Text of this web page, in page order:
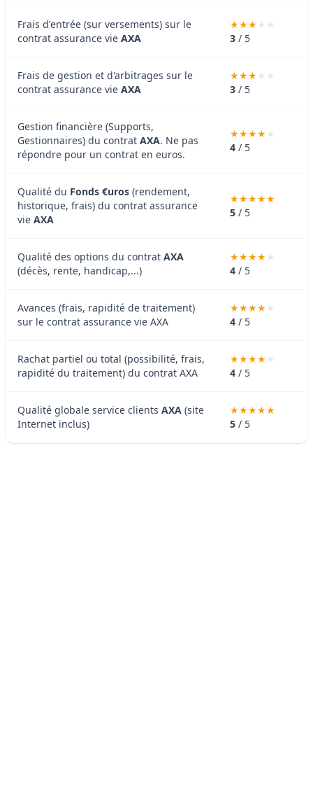
Frais d'entrée (sur versements) sur le
contrat assurance vie AXA 3 / 5
Frais de gestion et d'arbitrages sur le
contrat assurance vie AXA 3 / 5
Gestion financière (Supports,
Gestionnaires) du contrat AXA. Ne pas
répondre pour un contrat en euros.
4 / 5
Qualité du Fonds €uros (rendement,
historique, frais) du contrat assurance
vie AXA
5 / 5
Qualité des options du contrat AXA
(décès, rente, handicap,...)
4 / 5
Avances (frais, rapidité de traitement)
sur le contrat assurance vie AXA
4 / 5
Rachat partiel ou total (possibilité, frais,
rapidité du traitement) du contrat AXA
4 / 5
Qualité globale service clients AXA (site
Internet inclus)
5 / 5